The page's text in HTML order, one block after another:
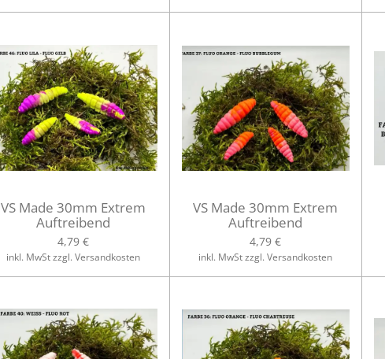
VS Made 30mm Extrem
Auftreibend
4,79 €
inkl. MwSt zzgl. Versandkosten
VS Made 30mm Extrem
Auftreibend
4,79 €
inkl. MwSt zzgl. Versandkosten